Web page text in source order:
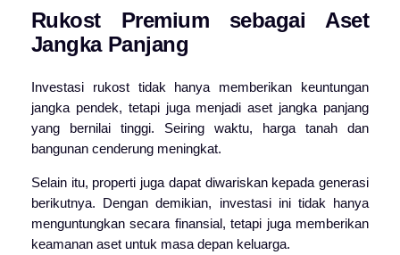
Rukost Premium sebagai Aset
Jangka Panjang
Investasi rukost tidak hanya memberikan keuntungan
jangka pendek, tetapi juga menjadi aset jangka panjang
yang bernilai tinggi. Seiring waktu, harga tanah dan
bangunan cenderung meningkat.
Selain itu, properti juga dapat diwariskan kepada generasi
berikutnya. Dengan demikian, investasi ini tidak hanya
menguntungkan secara finansial, tetapi juga memberikan
keamanan aset untuk masa depan keluarga.